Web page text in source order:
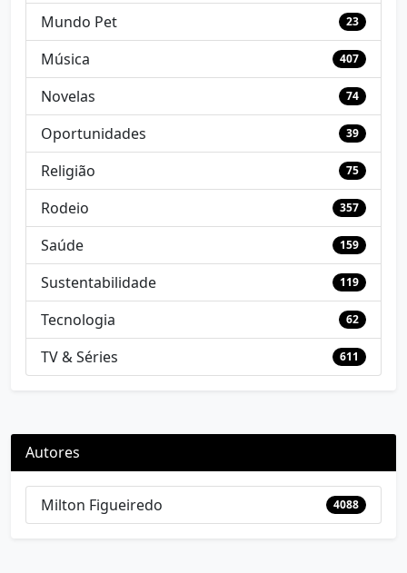
Mundo Pet 23
Música 407
Novelas 74
Oportunidades 39
Religião 75
Rodeio 357
Saúde 159
Sustentabilidade 119
Tecnologia 62
TV & Séries 611
Autores
Milton Figueiredo 4088